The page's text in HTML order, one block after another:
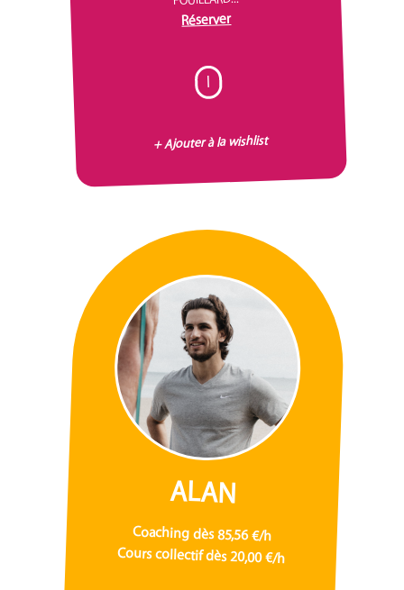
Réserver
I
+ Ajouter à la wishlist
ALAN
Coaching dès 85,56 €/h
Cours collectif dès 20,00 €/h